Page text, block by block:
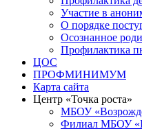
Участие в
О порядке
Осознанное
Профилактика
ЦОС
ПРОФМИНИМУМ
Карта сайта
Центр «Точка роста»
МБОУ
Филиал МБОУ